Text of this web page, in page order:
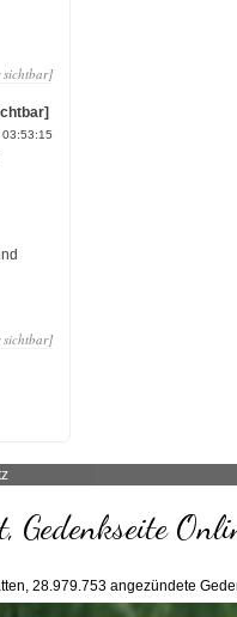
sichtbar]
03:53:15
sichtbar]
28.979.753angezündete